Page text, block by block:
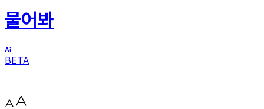
물어봐
BETA